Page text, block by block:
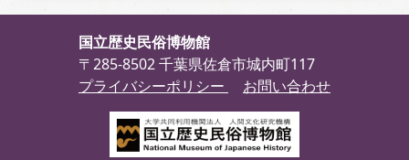
国立歴史民俗博物館
〒285-8502 千葉県佐倉市城内町117
プライバシーポリシー
お問い合わせ